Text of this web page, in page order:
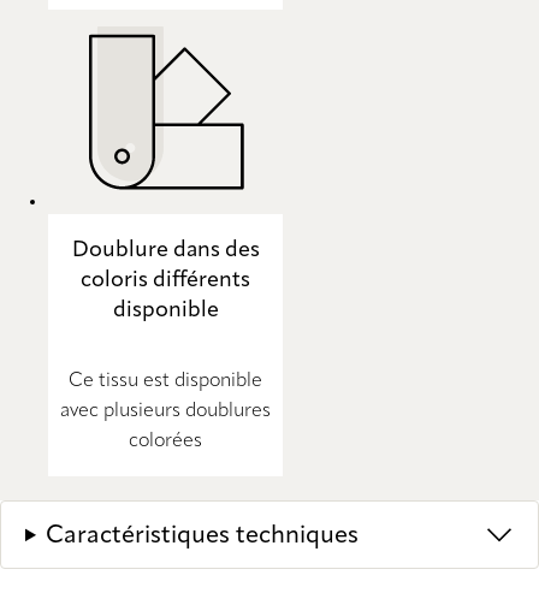
Doublure dans des
coloris différents
disponible
Ce tissu est disponible
avec plusieurs doublures
colorées
Caractéristiques techniques